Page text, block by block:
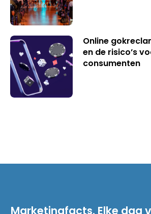
Online
en de risico’s
consumenten
Marketingfacts. Elke dag